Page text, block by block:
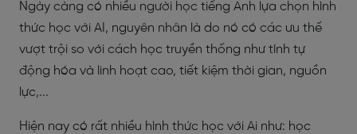
Ngày càng có nhiều người học tiếng Anh lựa chọn hình
thức học với AI, nguyên nhân là do nó có các ưu thế
vượt trội so với cách học truyền thống như tính tự
động hóa và linh hoạt cao, tiết kiệm thời gian, nguồn
lực,...
Hiện nay có rất nhiều hình thức học với Ai như: học